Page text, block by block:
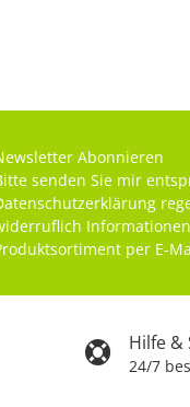
Hilfe
24/7
Abonnieren
senden Sie mir
per E-